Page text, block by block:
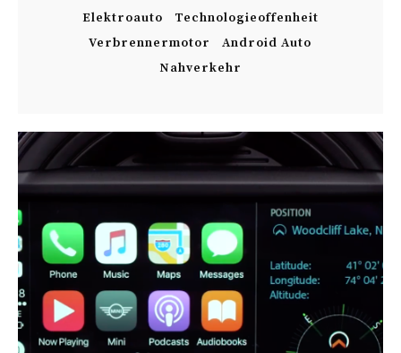
Elektroauto
Technologieoffenheit
Verbrennermotor
Android Auto
Nahverkehr